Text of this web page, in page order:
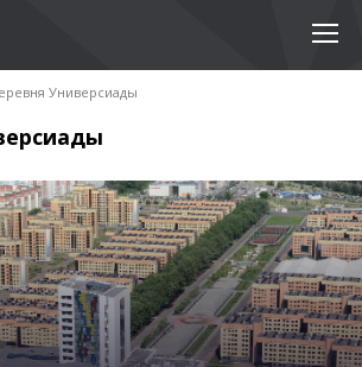
Универсиады